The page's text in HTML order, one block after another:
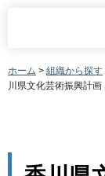
ホーム > 組織から探す
川県文化芸術振興計画